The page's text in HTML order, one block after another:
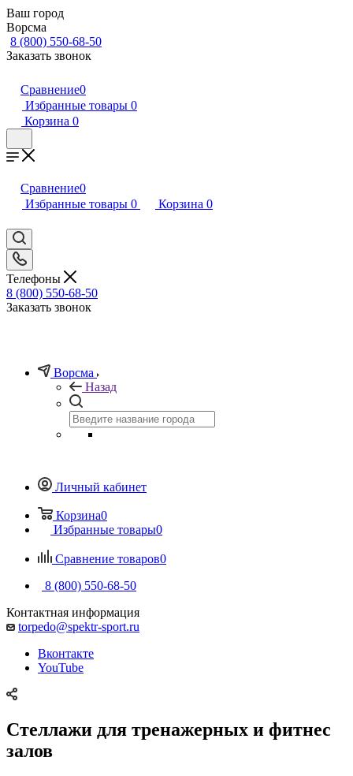
Ваш город
Ворсма
8 (800) 550-68-50
Заказать звонок
Сравнение0
Избранные товары 0
Корзина 0
Сравнение0
Избранные товары 0 Корзина 0
Телефоны
8 (800) 550-68-50
Заказать звонок
Ворсма
Назад
Личный кабинет
Корзина0
Избранные товары0
Сравнение товаров0
8 (800) 550-68-50
Контактная информация
torpedo@spektr-sport.ru
Вконтакте
YouTube
Стеллажи для тренажерных и фитнес
залов